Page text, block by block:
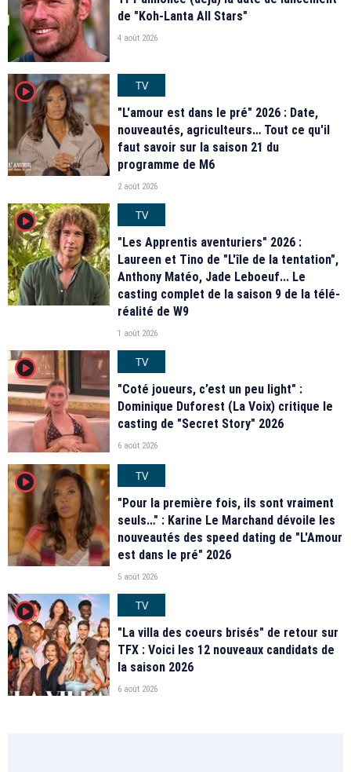
de "Koh-Lanta All Stars"
4 août 2026
player2
TV
"L'amour est dans le pré" 2026 : Date,
nouveautés, agriculteurs… Tout ce qu'il
faut savoir sur la saison 21 du
programme de M6
2 août 2026
player2
TV
"Les Apprentis aventuriers" 2026 :
Laureen et Tino de "L'île de la tentation",
Anthony Matéo, Jade Leboeuf... Le
casting complet de la saison 9 de la télé-
réalité de W9
1 août 2026
player2
TV
"Coté joueurs, c’est un peu light" :
Dominique Duforest (La Voix) critique le
casting de "Secret Story" 2026
6 août 2026
player2
TV
"Pour la première fois, ils sont vraiment
seuls…" : Karine Le Marchand dévoile les
nouveautés des speed dating de "L'Amour
est dans le pré" 2026
5 août 2026
player2
TV
"La villa des coeurs brisés" de retour sur
TFX : Voici les 12 nouveaux candidats de
la saison 2026
6 août 2026